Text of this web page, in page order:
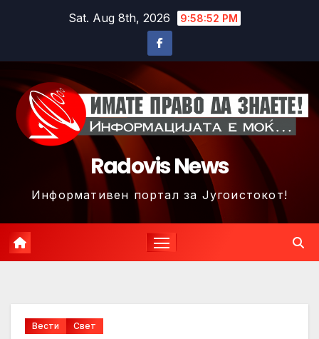
Sat. Aug 8th, 2026 9:58:54 PM
Radovis News
Информативен портал за Југоистокот!
Вести Свет